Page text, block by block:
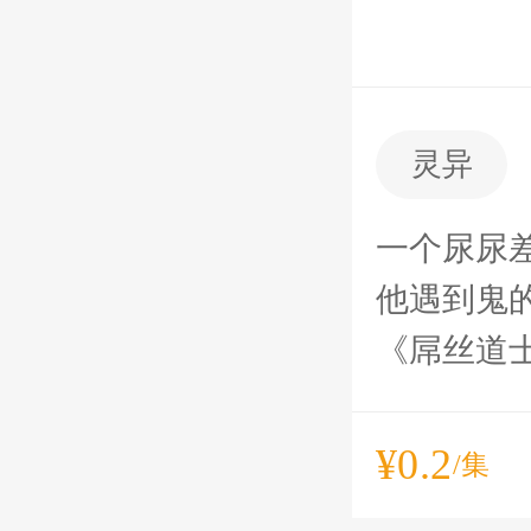
灵异
一个尿尿
他遇到鬼
《屌丝道
¥0.2/集